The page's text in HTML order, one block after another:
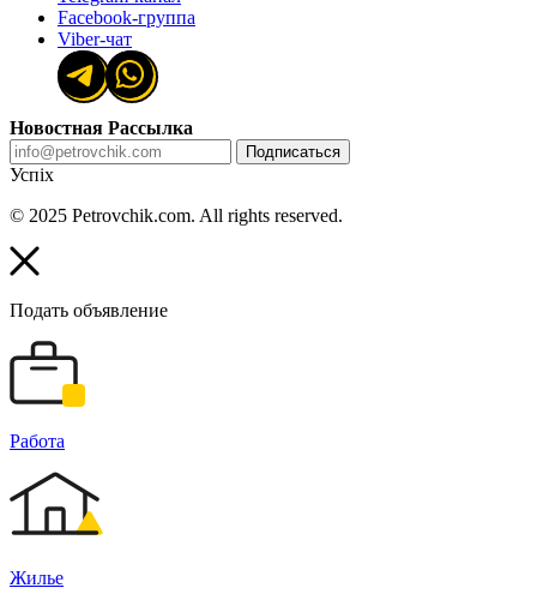
Facebook-группа
Viber-чат
Новостная Рассылка
Подписаться
Успіх
© 2025 Petrovchik.com. All rights reserved.
Подать объявление
Работа
Жилье